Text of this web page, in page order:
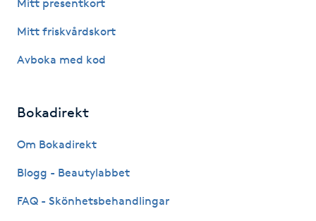
Hyaluronsyra
Hypnos
Hårborttagning
Mitt presentkort
Mitt friskvårdskort
Avboka med kod
Bokadirekt
Om Bokadirekt
Blogg - Beautylabbet
FAQ - Skönhetsbehandlingar